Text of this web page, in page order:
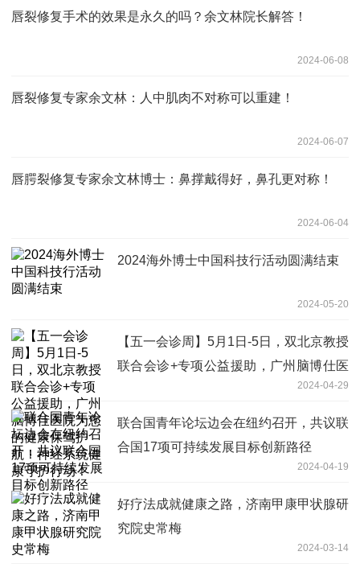
唇裂修复手术的效果是永久的吗？余文林院长解答！
2024-06-08
唇裂修复专家余文林：人中肌肉不对称可以重建！
2024-06-07
唇腭裂修复专家余文林博士：鼻撑戴得好，鼻孔更对称！​
2024-06-04
2024海外博士中国科技行活动圆满结束
2024-05-20
【五一会诊周】5月1日-5日，双北京教授
联合会诊+专项公益援助，广州脑博仕医
院为您的健康保驾护航！神经系统健康守
护行动！
2024-04-29
联合国青年论坛边会在纽约召开，共议联
合国17项可持续发展目标创新路径
2024-04-19
好疗法成就健康之路，济南甲康甲状腺研
究院史常梅
2024-03-14